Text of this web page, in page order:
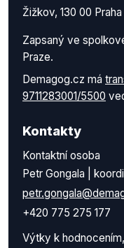
Žižkov, 130 00 Praha
Zapsaný ve
Praze.
Demagog.cz má
9711283001/5500
Kontakty
Kontaktní osoba
Petr Gongala |
+420 775 275 177
Výtky k